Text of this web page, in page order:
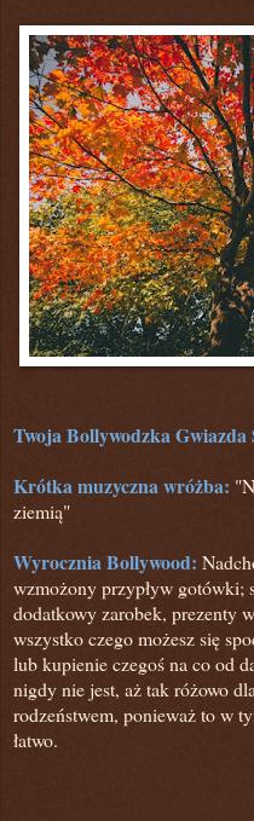
Twoja Bollywodzka Gwiazda
Krótka muzyczna wróżba:
ziemią"
Wyrocznia Bollywood:
wzmożony przypływ gotówki;
dodatkowy zarobek, prezenty
wszystko czego możesz się
lub kupienie czegoś na co od
nigdy nie jest, aż tak różowo
rodzeństwem, ponieważ to w
łatwo.